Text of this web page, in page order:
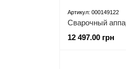
Артикул: 000149122
12 497.00 грн